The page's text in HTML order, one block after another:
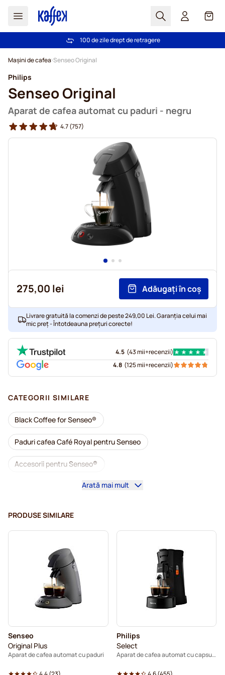
Cautare Coș
Livrare gratuită la comenzi de peste 249,00 Lei
100 de zile drept de retragere
Mașini de cafea Senseo Original
Philips
Senseo Original
Aparat de cafea automat cu paduri - negru
4.7(757)
275,00 lei Adăugați în coș
Livrare gratuită la comenzi de peste 249,00 Lei. Garanția celui mai
mic preț - Întotdeauna prețuri corecte!
4.5 (43 mii+recenzii)
4.8 (125 mii+recenzii)
CATEGORII SIMILARE
Black Coffee for Senseo®
Paduri cafea Café Royal pentru Senseo
Accesorii pentru Senseo®
Cafea decafeinizată pentru Senseo
Paduri cafea Segafredo pentru Senseo
Paduri cafea Café Royal pentru Senseo
Paduri pentru Senseo®
Paduri cafea Merrild pentru Senseo
Paduri cafea Marcilla pentru Senseo
Arată mai mult
PRODUSE SIMILARE
Senseo
Original Plus
Aparat de cafea automat cu paduri
Philips
Select
Aparat de cafea automat cu capsule - negru